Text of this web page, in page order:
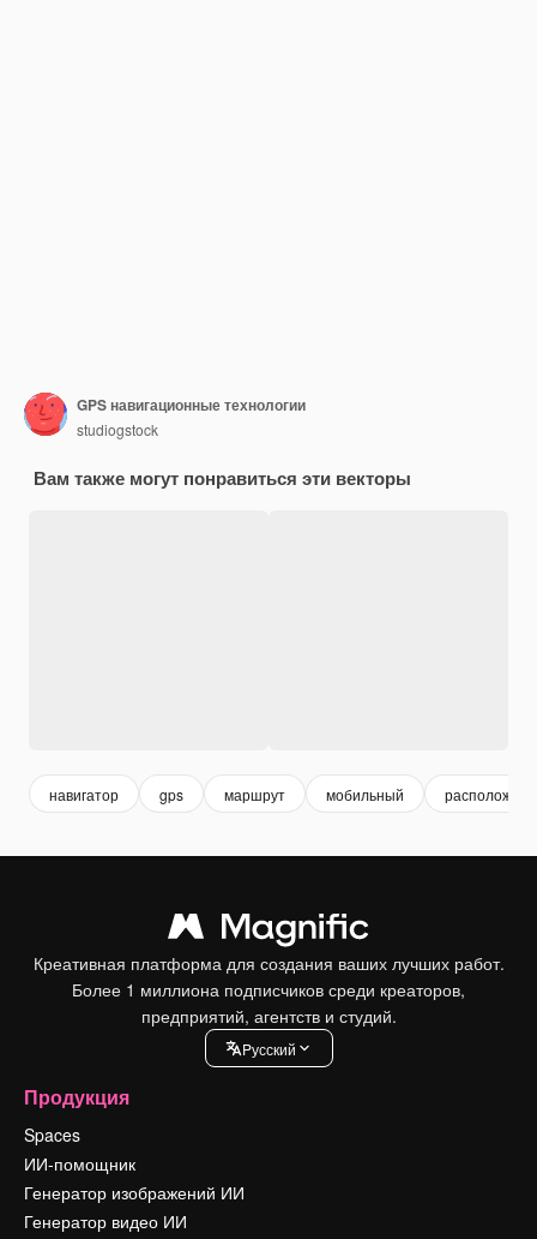
GPS навигационные технологии
studiogstock
Вам также могут понравиться эти векторы
навигатор gps маршрут мобильный
Креативная платформа для создания ваших лучших работ.
Более 1 миллиона подписчиков среди креаторов,
предприятий, агентств и студий.
Pусский
Продукция
Spaces
ИИ-помощник
Генератор изображений ИИ
Генератор видео ИИ